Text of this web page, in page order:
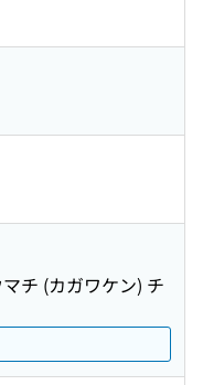
チ (カガワケン) チ